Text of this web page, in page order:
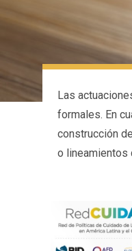
Las
formales. En
construcción
o lineamientos